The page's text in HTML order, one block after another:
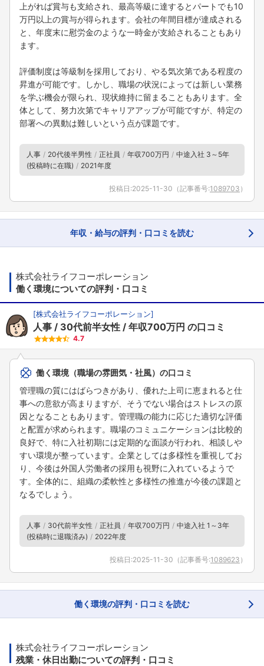
上がれば賞与も支給され、最高等級に達するとパートでも10
万円以上の賞与が得られます。会社の年間目標が達成される
と、年度末に慰労金のような一時金が支給されることもあり
ます。
評価制度は等級制を採用しており、やる気次第である程度の
昇進が可能です。しかし、職場の状況によっては新しい業務
を学ぶ機会が限られ、現状維持に留まることもあります。全
体として、努力次第でキャリアアップが可能ですが、特定の
部署への異動は難しいという点が課題です。
人事 20代後半男性 正社員 年収700万円
中途入社 3～5年
(投稿時に在職)
2021年度
投稿日:2025-11-30 （記事番号:1089703 ）
年収・給与の評判・口コミを読む
株式会社ライフコーポレーション
働く環境についての評判・口コミ
[株式会社ライフコーポレーション]
人事 30代前半女性 年収700万円 の口コミ
4.7
働く環境（職場の雰囲気・社風）の口コミ
管理職の質にはばらつきがあり、優れた上司に恵まれると仕
事への意欲が高まりますが、そうでない場合はストレスの原
因となることもあります。管理職の能力に応じた適切な評価
と配置が求められます。職場のコミュニケーションは比較的
良好で、特に入社初期には定期的な面談が行われ、相談しや
すい環境が整っています。企業としては多様性を重視してお
り、今後は外国人労働者の採用も視野に入れているようで
す。全体的に、組織の柔軟性と多様性の推進が今後の課題と
なるでしょう。
人事 30代前半女性 正社員 年収700万円
中途入社 1～3年
(投稿時に退職済み)
2022年度
投稿日:2025-11-30 （記事番号:1089623 ）
働く環境の評判・口コミを読む
株式会社ライフコーポレーション
残業・休日出勤についての評判・口コミ